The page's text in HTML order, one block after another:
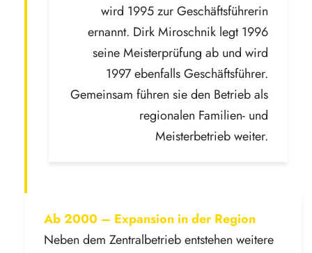
wird 1995 zur Geschäftsführerin
ernannt. Dirk Miroschnik legt 1996
seine Meisterprüfung ab und wird
1997 ebenfalls Geschäftsführer.
Gemeinsam führen sie den Betrieb als
regionalen Familien- und
Meisterbetrieb weiter.
Ab 2000 – Expansion in der Region
Neben dem Zentralbetrieb entstehen weitere